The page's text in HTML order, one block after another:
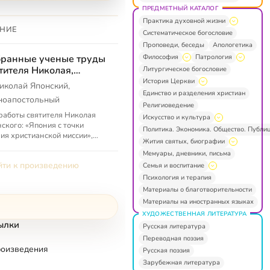
ученые труды
Николая,
Японского
Японский,
святителя Николая
«Япония с точки
христианской миссии»,
к произведению
ПРЕДМЕТНЫЙ КАТАЛОГ
Практика духовной жизни
Систематическое богословие
Проповеди, беседы
Апологетика
Философия
Патрология
Литургическое богословие
История Церкви
Единство и разделения христиан
Религиоведение
Искусство и культура
Политика. Экономика. Общество.
Жития святых, биографии
Мемуары, дневники, письма
Семья и воспитание
Психология и терапия
Материалы о благотворительности
Материалы на иностранных языках
ХУДОЖЕСТВЕННАЯ ЛИТЕРАТУРА
Русская литература
Переводная поэзия
Русская поэзия
Зарубежная литература